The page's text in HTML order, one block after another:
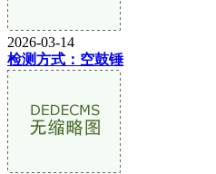
2026-03-14
检测方式：空鼓锤